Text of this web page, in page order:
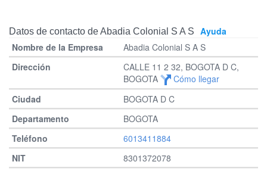
Datos de contacto de Abadia Colonial S A S
Ayuda
Abadia Colonial S A S
CALLE 11 2 32, BOGOTA D C,
BOGOTA
Cómo llegar
BOGOTA D C
BOGOTA
6013411884
8301372078